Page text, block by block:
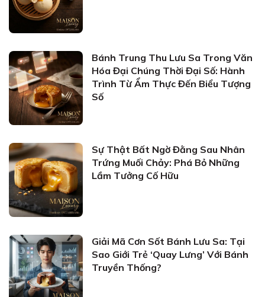
Bánh Trung Thu Lưu Sa Trong Văn
Hóa Đại Chúng Thời Đại Số: Hành
Trình Từ Ẩm Thực Đến Biểu Tượng
Số
Sự Thật Bất Ngờ Đằng Sau Nhân
Trứng Muối Chảy: Phá Bỏ Những
Lầm Tưởng Cố Hữu
Giải Mã Cơn Sốt Bánh Lưu Sa: Tại
Sao Giới Trẻ ‘Quay Lưng’ Với Bánh
Truyền Thống?